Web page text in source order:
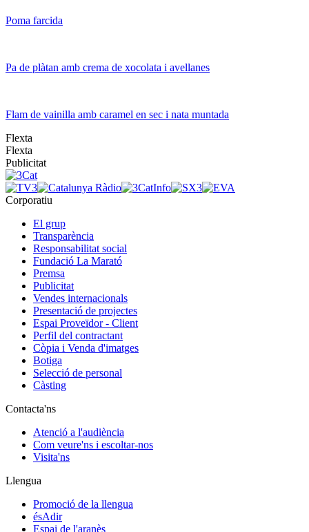
Poma farcida
Pa de plàtan amb crema de xocolata i avellanes
Flam de vainilla amb caramel en sec i nata muntada
Flexta
Flexta
Publicitat
Corporatiu
El grup
Transparència
Responsabilitat social
Fundació La Marató
Premsa
Publicitat
Vendes internacionals
Presentació de projectes
Espai Proveïdor - Client
Perfil del contractant
Còpia i Venda d'imatges
Botiga
Selecció de personal
Càsting
Contacta'ns
Atenció a l'audiència
Com veure'ns i escoltar-nos
Visita'ns
Llengua
Promoció de la llengua
ésAdir
Espai de l'aranès